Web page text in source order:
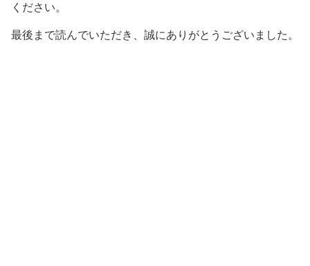
ください。
最後まで読んでいただき、誠にありがとうございました。